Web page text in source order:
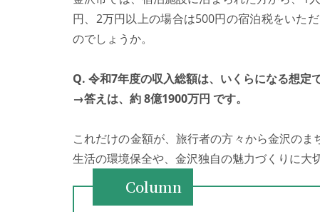
円、2万円以上の場合は500円の宿泊税をいた
のでしょうか。
Q. 令和7年度の収入総額は、いくらになる想定
→答えは、約 8億1900万円 です。
これだけの金額が、旅行者の方々から金沢の
生活の環境保全や、金沢独自の魅力づくりに大
Column